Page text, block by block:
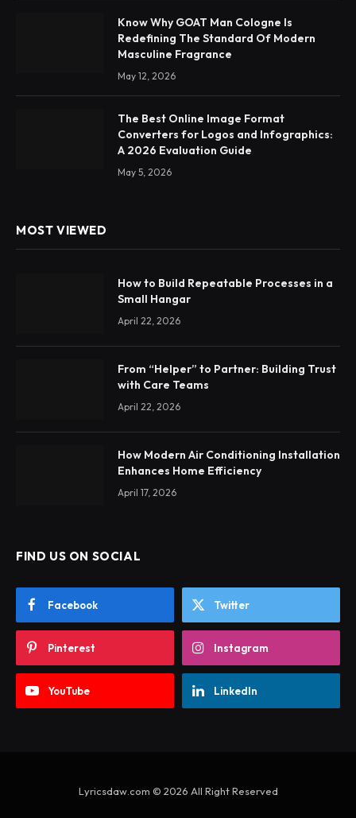
Know Why GOAT Man Cologne Is
Redefining The Standard Of Modern
Masculine Fragrance
May 12, 2026
The Best Online Image Format
Converters for Logos and Infographics:
A 2026 Evaluation Guide
May 5, 2026
MOST VIEWED
How to Build Repeatable Processes in a
Small Hangar
April 22, 2026
From “Helper” to Partner: Building Trust
with Care Teams
April 22, 2026
How Modern Air Conditioning Installation
Enhances Home Efficiency
April 17, 2026
FIND US ON SOCIAL
Facebook Twitter
Pinterest Instagram
YouTube LinkedIn
Lyricsdaw.com © 2026 All Right Reserved